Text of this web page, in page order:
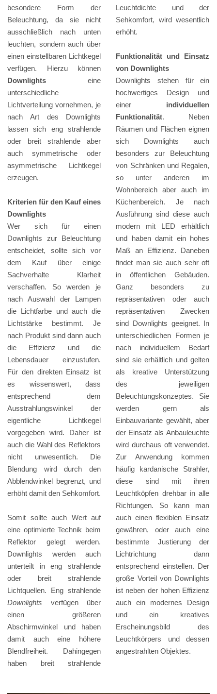
besondere Form der
Beleuchtung, da sie nicht
ausschließlich nach unten
leuchten, sondern auch über
einen einstellbaren Lichtkegel
verfügen. Hierzu können
Downlights eine
unterschiedliche
Lichtverteilung vornehmen, je
nach Art des Downlights
lassen sich eng strahlende
oder breit strahlende aber
auch symmetrische oder
asymmetrische Lichtkegel
erzeugen.
Kriterien für den Kauf eines
Downlights
Wer sich für einen
Downlights zur Beleuchtung
entscheidet, sollte sich vor
dem Kauf über einige
Sachverhalte Klarheit
verschaffen. So werden je
nach Auswahl der Lampen
die Lichtfarbe und auch die
Lichtstärke bestimmt. Je
nach Produkt sind dann auch
die Effizienz und die
Lebensdauer einzustufen.
Für den direkten Einsatz ist
es wissenswert, dass
entsprechend dem
Ausstrahlungswinkel der
eigentliche Lichtkegel
vorgegeben wird. Daher ist
auch die Wahl des Reflektors
nicht unwesentlich. Die
Blendung wird durch den
Abblendwinkel begrenzt, und
erhöht damit den Sehkomfort.
Somit sollte auch Wert auf
eine optimierte Technik beim
Reflektor gelegt werden.
Downlights werden auch
unterteilt in eng strahlende
oder breit strahlende
Lichtquellen. Eng strahlende
Downlights verfügen über
einen größeren
Abschirmwinkel und haben
damit auch eine höhere
Blendfreiheit. Dahingegen
haben breit strahlende
Leuchtdichte und der
Sehkomfort, wird wesentlich
erhöht.
Funktionalität und Einsatz
von Downlights
Downlights stehen für ein
hochwertiges Design und
einer individuellen
Funktionalität. Neben
Räumen und Flächen eignen
sich Downlights auch
besonders zur Beleuchtung
von Schränken und Regalen,
so unter anderen im
Wohnbereich aber auch im
Küchenbereich. Je nach
Ausführung sind diese auch
modern mit LED erhältlich
und haben damit ein hohes
Maß an Effizienz. Daneben
findet man sie auch sehr oft
in öffentlichen Gebäuden.
Ganz besonders zu
repräsentativen oder auch
repräsentativen Zwecken
sind Downlights geeignet. In
unterschiedlichen Formen je
nach individuellem Bedarf
sind sie erhältlich und gelten
als kreative Unterstützung
des jeweiligen
Beleuchtungskonzeptes. Sie
werden gern als
Einbauvariante gewählt, aber
der Einsatz als Anbauleuchte
wird durchaus oft verwendet.
Zur Anwendung kommen
häufig kardanische Strahler,
diese sind mit ihren
Leuchtköpfen drehbar in alle
Richtungen. So kann man
auch einen flexiblen Einsatz
gewähren, oder auch eine
bestimmte Justierung der
Lichtrichtung dann
entsprechend einstellen. Der
große Vorteil von Downlights
ist neben der hohen Effizienz
auch ein modernes Design
und ein kreatives
Erscheinungsbild des
Leuchtkörpers und dessen
angestrahlten Objektes.